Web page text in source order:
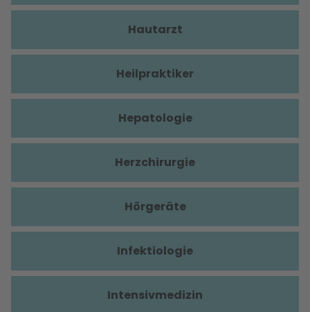
Hautarzt
Heilpraktiker
Hepatologie
Herzchirurgie
Hörgeräte
Infektiologie
Intensivmedizin